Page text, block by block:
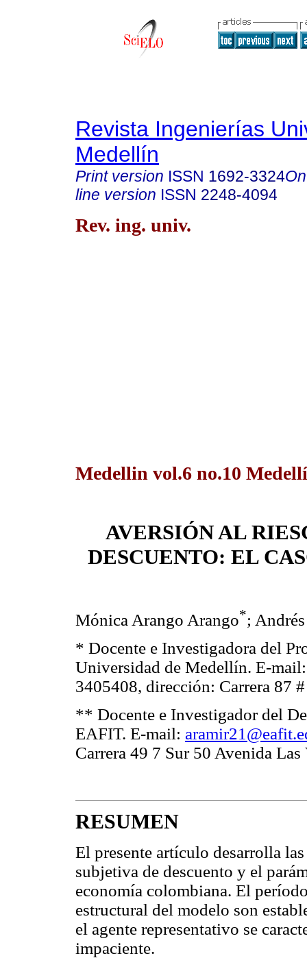
Revista Ingenierías
Medellín
Print version ISSN 1692-3324
line version ISSN 2248-4094
Rev. ing. univ.
Medellin vol.6 no.10
AVERSIÓN AL
DESCUENTO: EL
Mónica Arango Arango*;
* Docente e Investigadora del
Universidad de Medellín. E-
3405408, dirección: Carrera 87
** Docente e Investigador del
EAFIT. E-mail:
Carrera 49 7 Sur 50 Avenida
RESUMEN
El presente artículo desarrolla
subjetiva de descuento y el
economía colombiana. El
estructural del modelo son
el agente representativo se
impaciente.